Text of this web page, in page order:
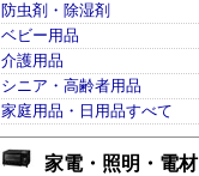
防虫剤・除湿剤
ベビー用品
介護用品
シニア・高齢者用品
家庭用品・日用品すべて
家電・照明・電材